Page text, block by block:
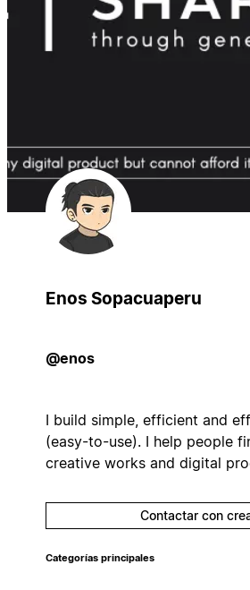
Enos Sopacuaperu
@enos
I build simple, efficient and
(easy-to-use). I help people
creative works and digital
Contactar con
Categorías principales